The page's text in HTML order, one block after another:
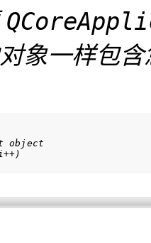
象一样包
object